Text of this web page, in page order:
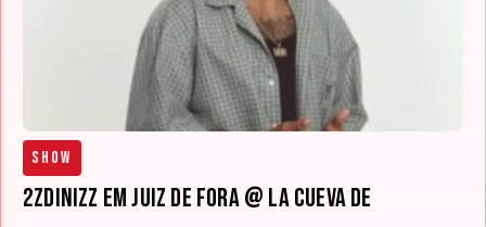
Show
2ZDinizz em Juiz de Fora @ La Cueva de